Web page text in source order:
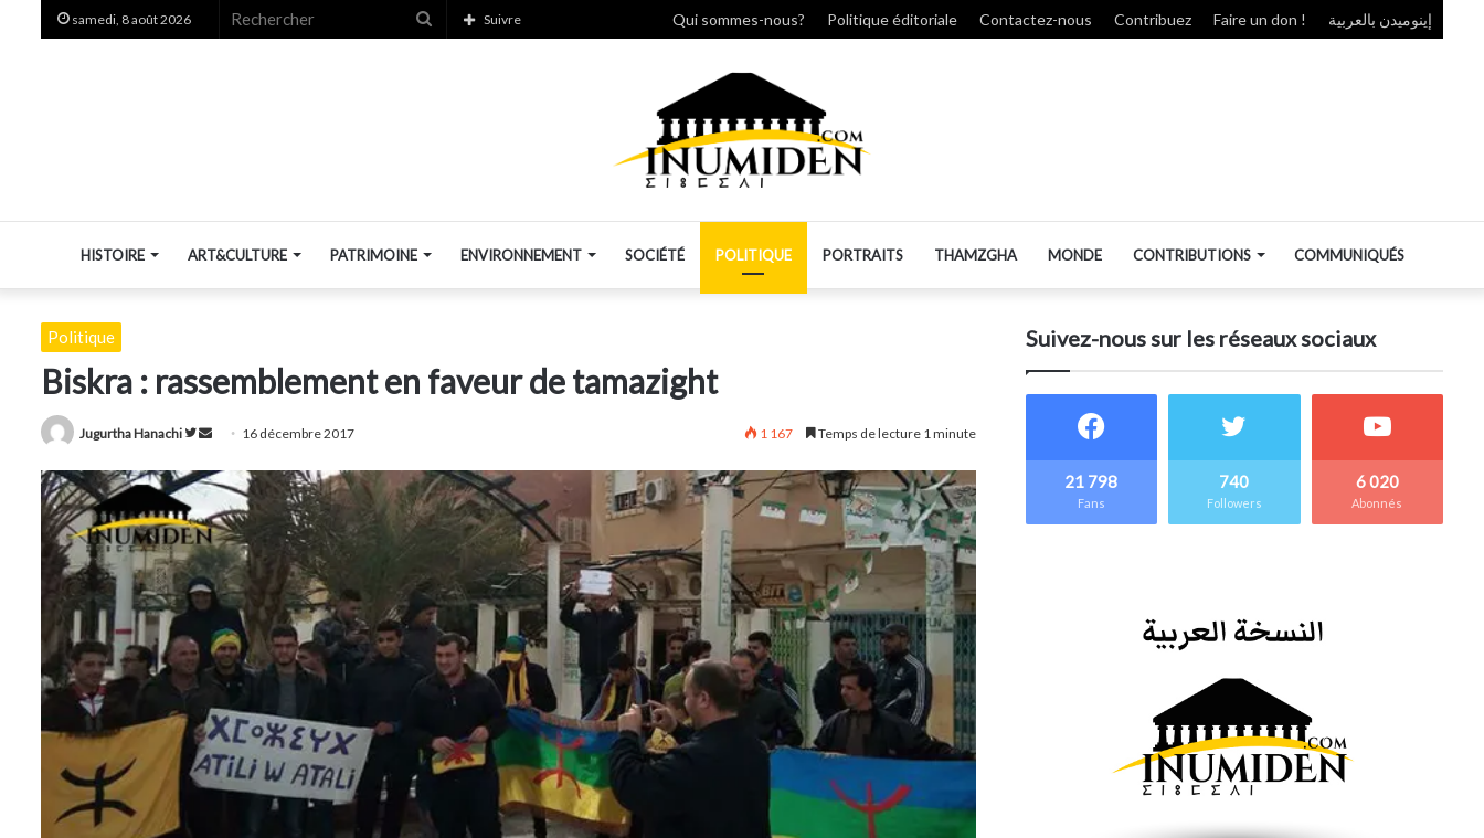
samedi, 8 août 2026 Rechercher
Suivre Qui sommes-nous? Politique éditoriale Contactez-nous Contribuez Faire un don ! إينوميدن بالعربية
HISTOIRE ART&CULTURE PATRIMOINE ENVIRONNEMENT SOCIÉTÉ POLITIQUE PORTRAITS THAMZGHA MONDE CONTRIBUTIONS COMMUNIQUÉS
Politique
Biskra : rassemblement en faveur de tamazight
Jugurtha Hanachi
Suivre
Twitter
Envoyer
courriel
16 décembre 2017 1 167 Temps de lecture 1 minute
Suivez-nous sur les réseaux sociaux
21 798
Fans
740
Followers
6 020
Abonnés